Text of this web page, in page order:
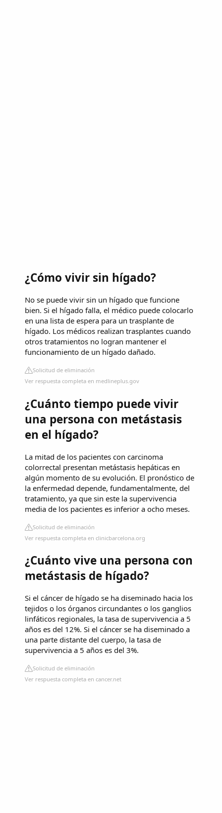
¿Cómo vivir sin hígado?
No se puede vivir sin un hígado que funcione
bien. Si el hígado falla, el médico puede colocarlo
en una lista de espera para un trasplante de
hígado. Los médicos realizan trasplantes cuando
otros tratamientos no logran mantener el
funcionamiento de un hígado dañado.
Solicitud de eliminación
Ver respuesta completa en medlineplus.gov
¿Cuánto tiempo puede vivir
una persona con metástasis
en el hígado?
La mitad de los pacientes con carcinoma
colorrectal presentan metástasis hepáticas en
algún momento de su evolución. El pronóstico de
la enfermedad depende, fundamentalmente, del
tratamiento, ya que sin este la supervivencia
media de los pacientes es inferior a ocho meses.
Solicitud de eliminación
Ver respuesta completa en clinicbarcelona.org
¿Cuánto vive una persona con
metástasis de hígado?
Si el cáncer de hígado se ha diseminado hacia los
tejidos o los órganos circundantes o los ganglios
linfáticos regionales, la tasa de supervivencia a 5
años es del 12%. Si el cáncer se ha diseminado a
una parte distante del cuerpo, la tasa de
supervivencia a 5 años es del 3%.
Solicitud de eliminación
Ver respuesta completa en cancer.net